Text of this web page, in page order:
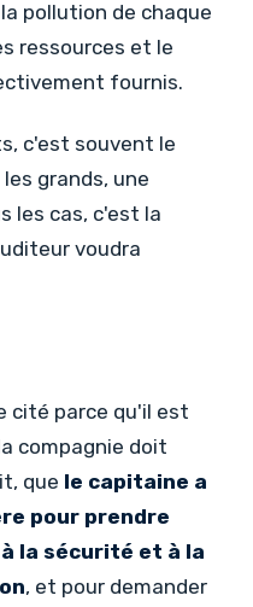
pollution de chaque
ressources et le
fournis.
c'est souvent le
grands, une
les cas, c'est la
voudra
cité parce qu'il est
compagnie doit
que le capitaine a
pour prendre
la sécurité et à la
, et pour demander